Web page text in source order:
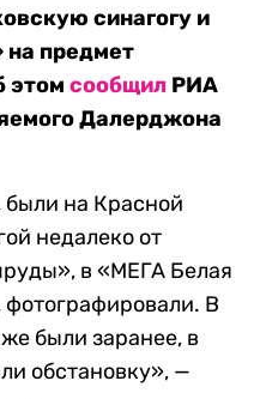
синагогу и
предмет
этом сообщил РИА
Далерджона
на Красной
недалеко от
в «МЕГА Белая
В
были заранее, в
обстановку», —